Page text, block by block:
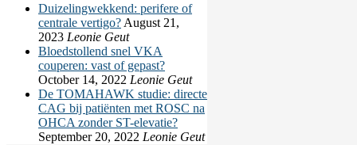
Duizelingwekkend: perifere of
centrale vertigo? August 21,
2023 Leonie Geut
Bloedstollend snel VKA
couperen: vast of gepast?
October 14, 2022 Leonie Geut
De TOMAHAWK studie: directe
CAG bij patiënten met ROSC na
OHCA zonder ST-elevatie?
September 20, 2022 Leonie Geut